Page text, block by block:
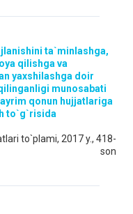
ta`minlashga,
qilishga va
yaxshilashga doir
munosabati
qonun hujjatlariga
to`g`risida
to`plami, 2017 y., 418-
son